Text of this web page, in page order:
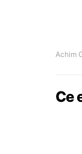
Achim
Ce